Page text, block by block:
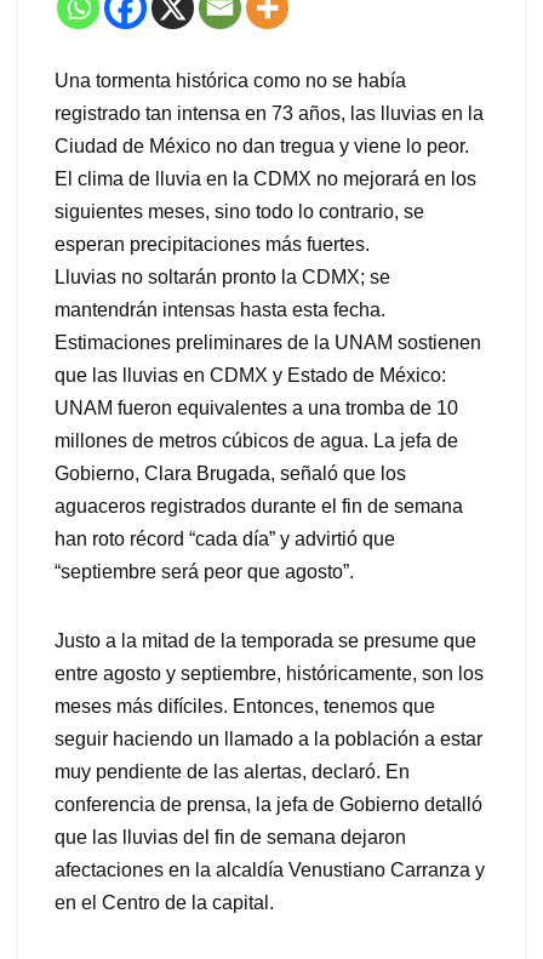
Una tormenta histórica como no se había
registrado tan intensa en 73 años, las lluvias en la
Ciudad de México no dan tregua y viene lo peor.
El clima de lluvia en la CDMX no mejorará en los
siguientes meses, sino todo lo contrario, se
esperan precipitaciones más fuertes.
Lluvias no soltarán pronto la CDMX; se
mantendrán intensas hasta esta fecha.
Estimaciones preliminares de la UNAM sostienen
que las lluvias en CDMX y Estado de México:
UNAM fueron equivalentes a una tromba de 10
millones de metros cúbicos de agua. La jefa de
Gobierno, Clara Brugada, señaló que los
aguaceros registrados durante el fin de semana
han roto récord “cada día” y advirtió que
“septiembre será peor que agosto”.
Justo a la mitad de la temporada se presume que
entre agosto y septiembre, históricamente, son los
meses más difíciles. Entonces, tenemos que
seguir haciendo un llamado a la población a estar
muy pendiente de las alertas, declaró. En
conferencia de prensa, la jefa de Gobierno detalló
que las lluvias del fin de semana dejaron
afectaciones en la alcaldía Venustiano Carranza y
en el Centro de la capital.